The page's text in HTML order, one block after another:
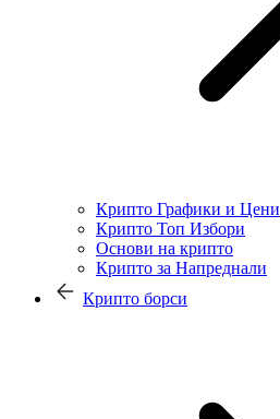
Крипто Графики и Цени
Крипто Топ Избори
Основи на крипто
Крипто за Напреднали
Крипто борси